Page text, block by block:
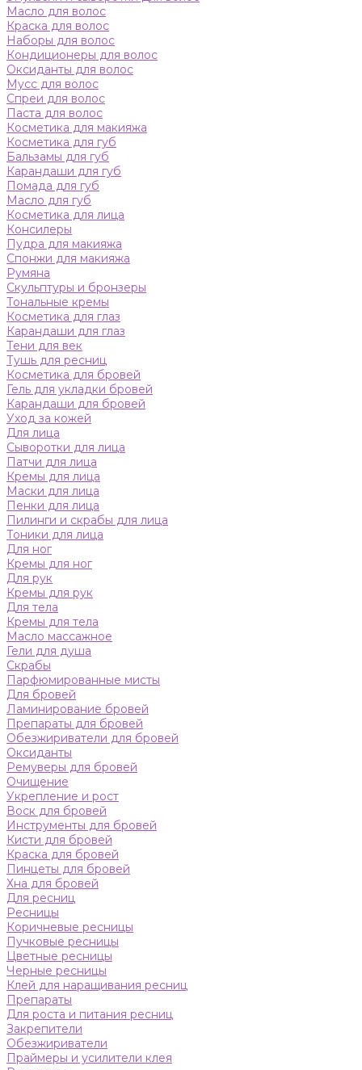
Масло для волос
Краска для волос
Наборы для волос
Кондиционеры для волос
Оксиданты для волос
Мусс для волос
Спреи для волос
Паста для волос
Косметика для макияжа
Косметика для губ
Бальзамы для губ
Карандаши для губ
Помада для губ
Масло для губ
Косметика для лица
Консилеры
Пудра для макияжа
Спонжи для макияжа
Румяна
Скульптуры и бронзеры
Тональные кремы
Косметика для глаз
Карандаши для глаз
Тени для век
Тушь для ресниц
Косметика для бровей
Гель для укладки бровей
Карандаши для бровей
Уход за кожей
Для лица
Сыворотки для лица
Патчи для лица
Кремы для лица
Маски для лица
Пенки для лица
Пилинги и скрабы для лица
Тоники для лица
Для ног
Кремы для ног
Для рук
Кремы для рук
Для тела
Кремы для тела
Масло массажное
Гели для душа
Скрабы
Парфюмированные мисты
Для бровей
Ламинирование бровей
Препараты для бровей
Обезжириватели для бровей
Оксиданты
Ремуверы для бровей
Очищение
Укрепление и рост
Воск для бровей
Инструменты для бровей
Кисти для бровей
Краска для бровей
Пинцеты для бровей
Хна для бровей
Для ресниц
Ресницы
Коричневые ресницы
Пучковые ресницы
Цветные ресницы
Черные ресницы
Клей для наращивания ресниц
Препараты
Для роста и питания ресниц
Закрепители
Обезжириватели
Праймеры и усилители клея